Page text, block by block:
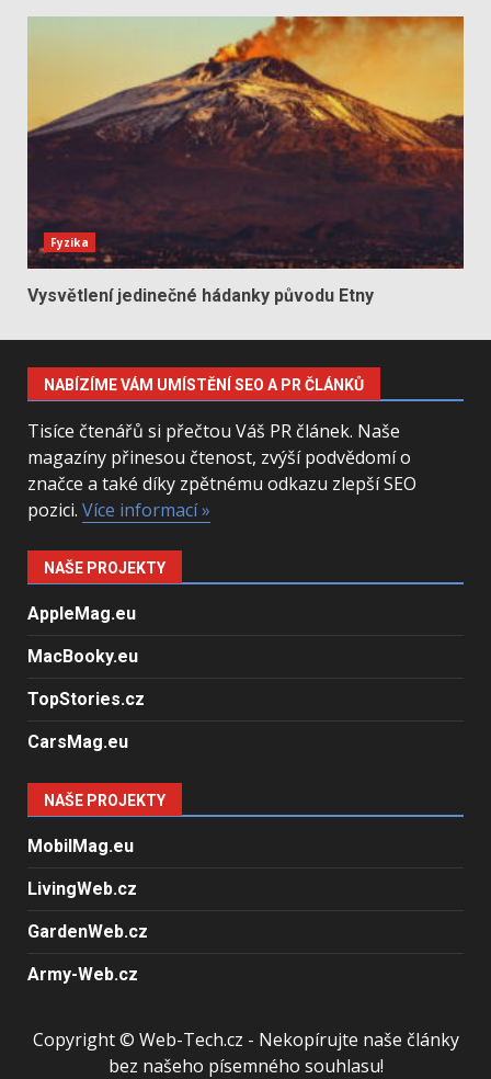
Fyzika
Vysvětlení jedinečné hádanky původu Etny
NABÍZÍME VÁM UMÍSTĚNÍ SEO A PR ČLÁNKŮ
Tisíce čtenářů si přečtou Váš PR článek. Naše
magazíny přinesou čtenost, zvýší podvědomí o
značce a také díky zpětnému odkazu zlepší SEO
pozici. Více informací »
NAŠE PROJEKTY
AppleMag.eu
MacBooky.eu
TopStories.cz
CarsMag.eu
NAŠE PROJEKTY
MobilMag.eu
LivingWeb.cz
GardenWeb.cz
Army-Web.cz
Copyright © Web-Tech.cz - Nekopírujte naše články
bez našeho písemného souhlasu!